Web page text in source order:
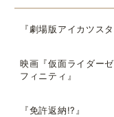
『劇場版アイカツ
映画『仮面ライダー
フィニティ』
『免許返納!?』